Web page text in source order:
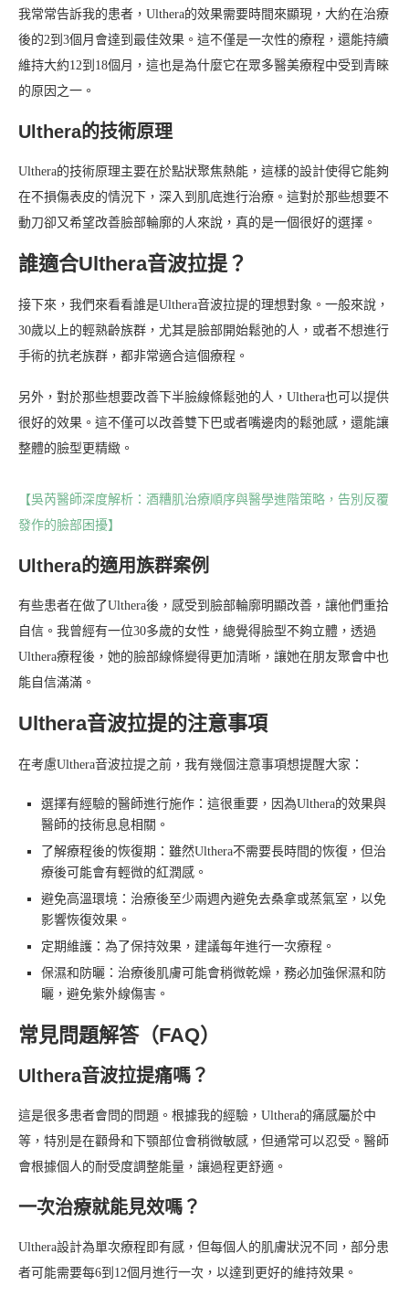
我常常告訴我的患者，Ulthera的效果需要時間來顯現，大約在治療
後的2到3個月會達到最佳效果。這不僅是一次性的療程，還能持續
維持大約12到18個月，這也是為什麼它在眾多醫美療程中受到青睞
的原因之一。
Ulthera的技術原理
Ulthera的技術原理主要在於點狀聚焦熱能，這樣的設計使得它能夠
在不損傷表皮的情況下，深入到肌底進行治療。這對於那些想要不
動刀卻又希望改善臉部輪廓的人來說，真的是一個很好的選擇。
誰適合Ulthera音波拉提？
接下來，我們來看看誰是Ulthera音波拉提的理想對象。一般來說，
30歲以上的輕熟齡族群，尤其是臉部開始鬆弛的人，或者不想進行
手術的抗老族群，都非常適合這個療程。
另外，對於那些想要改善下半臉線條鬆弛的人，Ulthera也可以提供
很好的效果。這不僅可以改善雙下巴或者嘴邊肉的鬆弛感，還能讓
整體的臉型更精緻。
【吳芮醫師深度解析：酒糟肌治療順序與醫學進階策略，告別反覆
發作的臉部困擾】
Ulthera的適用族群案例
有些患者在做了Ulthera後，感受到臉部輪廓明顯改善，讓他們重拾
自信。我曾經有一位30多歲的女性，總覺得臉型不夠立體，透過
Ulthera療程後，她的臉部線條變得更加清晰，讓她在朋友聚會中也
能自信滿滿。
Ulthera音波拉提的注意事項
在考慮Ulthera音波拉提之前，我有幾個注意事項想提醒大家：
選擇有經驗的醫師進行施作：這很重要，因為Ulthera的效果與
醫師的技術息息相關。
了解療程後的恢復期：雖然Ulthera不需要長時間的恢復，但治
療後可能會有輕微的紅潤感。
避免高溫環境：治療後至少兩週內避免去桑拿或蒸氣室，以免
影響恢復效果。
定期維護：為了保持效果，建議每年進行一次療程。
保濕和防曬：治療後肌膚可能會稍微乾燥，務必加強保濕和防
曬，避免紫外線傷害。
常見問題解答（FAQ）
Ulthera音波拉提痛嗎？
這是很多患者會問的問題。根據我的經驗，Ulthera的痛感屬於中
等，特別是在顴骨和下顎部位會稍微敏感，但通常可以忍受。醫師
會根據個人的耐受度調整能量，讓過程更舒適。
一次治療就能見效嗎？
Ulthera設計為單次療程即有感，但每個人的肌膚狀況不同，部分患
者可能需要每6到12個月進行一次，以達到更好的維持效果。